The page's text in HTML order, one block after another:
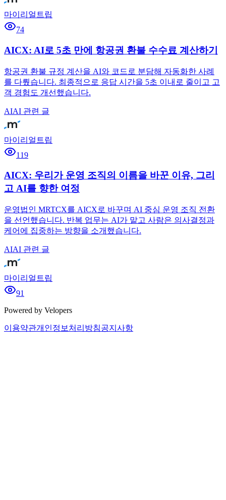
마이리얼트립
74
AICX: AI로 5초 만에 항공권 환불 수수료 계산하기
항공권 환불 규정 계산을 AI와 코드로 분담해 자동화한 사례
를 다뤘습니다. 최종적으로 응답 시간을 5초 이내로 줄이고 고
객 경험도 개선했습니다.
AIAI 관련 글
마이리얼트립
119
AICX: 우리가 운영 조직의 이름을 바꾼 이유, 그리
고 AI를 향한 여정
운영법인 MRTCX를 AICX로 바꾸며 AI 중심 운영 조직 전환
을 선언했습니다. 반복 업무는 AI가 맡고 사람은 의사결정과
케어에 집중하는 방향을 소개했습니다.
AIAI 관련 글
마이리얼트립
91
Powered by Velopers
이용약관개인정보처리방침공지사항